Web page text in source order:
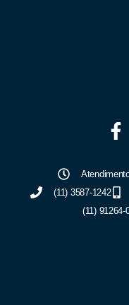
(11) 3587-1242
(11)